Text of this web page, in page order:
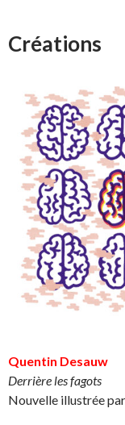
Créations
Quentin Desauw
Derrière les fagots
Nouvelle illustrée par